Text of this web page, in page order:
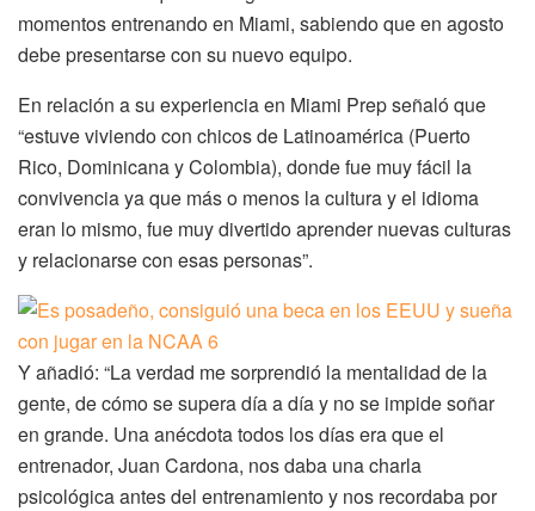
momentos entrenando en Miami, sabiendo que en agosto
debe presentarse con su nuevo equipo.
En relación a su experiencia en Miami Prep señaló que
“estuve viviendo con chicos de Latinoamérica (Puerto
Rico, Dominicana y Colombia), donde fue muy fácil la
convivencia ya que más o menos la cultura y el idioma
eran lo mismo, fue muy divertido aprender nuevas culturas
y relacionarse con esas personas”.
Y añadió: “La verdad me sorprendió la mentalidad de la
gente, de cómo se supera día a día y no se impide soñar
en grande. Una anécdota todos los días era que el
entrenador, Juan Cardona, nos daba una charla
psicológica antes del entrenamiento y nos recordaba por